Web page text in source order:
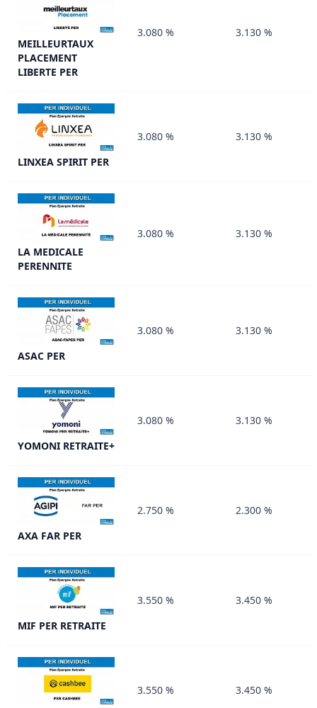
MEILLEURTAUX
PLACEMENT
LIBERTE PER
3.080 % 3.130 %
LINXEA SPIRIT PER
3.080 % 3.130 %
LA MEDICALE
PERENNITE
3.080 % 3.130 %
ASAC PER
3.080 % 3.130 %
YOMONI RETRAITE+
3.080 % 3.130 %
AXA FAR PER
2.750 % 2.300 %
MIF PER RETRAITE
3.550 % 3.450 %
3.550 % 3.450 %